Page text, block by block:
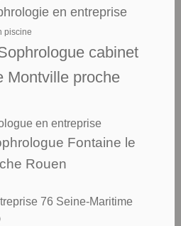
en entreprise
piscine
cabinet
Montville proche
en entreprise
Fontaine le
Rouen
76 Seine-Maritime